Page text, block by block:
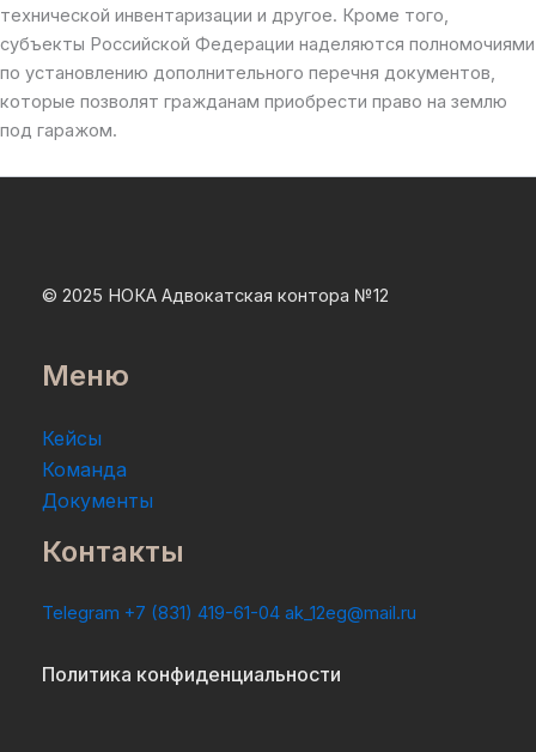
технической инвентаризации и другое. Кроме того,
субъекты Российской Федерации наделяются полномочиями
по установлению дополнительного перечня документов,
которые позволят гражданам приобрести право на землю
под гаражом.
© 2025 НОКА Адвокатская контора №12
Меню
Кейсы
Команда
Документы
Контакты
Telegram +7 (831) 419-61-04 ak_12eg@mail.ru
Политика конфиденциальности